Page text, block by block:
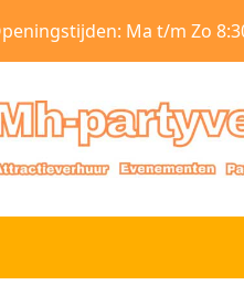
Ma t/m Zo